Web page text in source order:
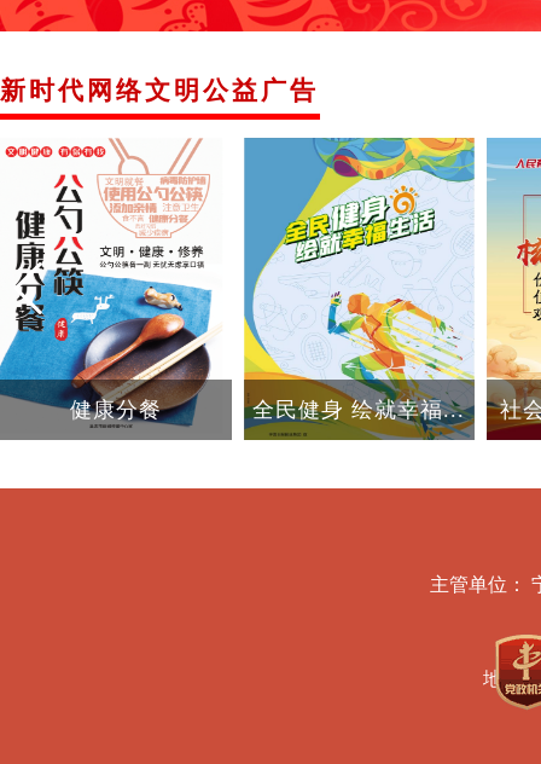
新时代网络文明公益广告
全民健身 绘就幸福... 社会主义核心价值观 人
主管单位：
地址